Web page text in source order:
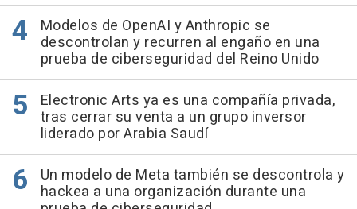
Modelos de OpenAI y Anthropic se
descontrolan y recurren al engaño en una
prueba de ciberseguridad del Reino Unido
Electronic Arts ya es una compañía privada,
tras cerrar su venta a un grupo inversor
liderado por Arabia Saudí
Un modelo de Meta también se descontrola y
hackea a una organización durante una